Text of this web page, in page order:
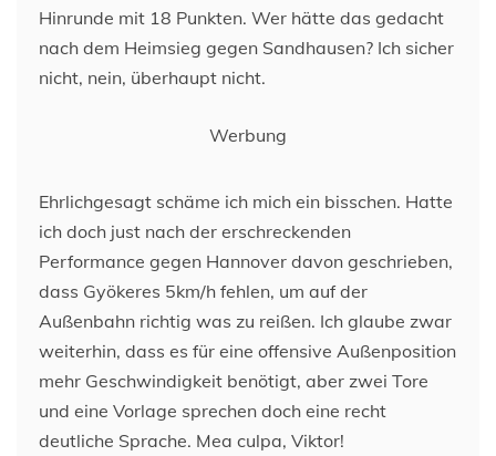
Hinrunde mit 18 Punkten. Wer hätte das gedacht
nach dem Heimsieg gegen Sandhausen? Ich sicher
nicht, nein, überhaupt nicht.
Werbung
Ehrlichgesagt schäme ich mich ein bisschen. Hatte
ich doch just nach der erschreckenden
Performance gegen Hannover davon geschrieben,
dass Gyökeres 5km/h fehlen, um auf der
Außenbahn richtig was zu reißen. Ich glaube zwar
weiterhin, dass es für eine offensive Außenposition
mehr Geschwindigkeit benötigt, aber zwei Tore
und eine Vorlage sprechen doch eine recht
deutliche Sprache. Mea culpa, Viktor!